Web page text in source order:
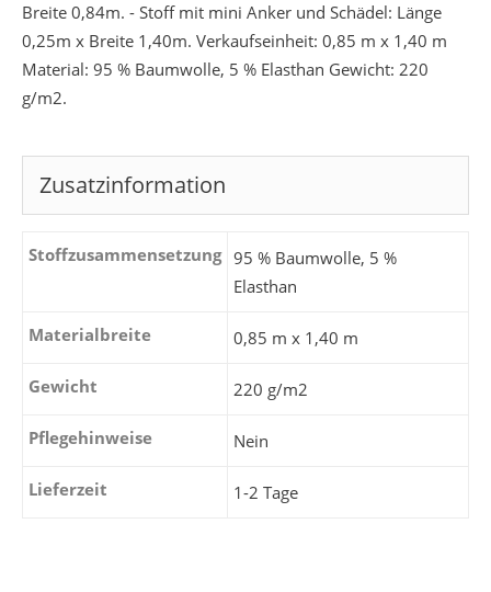
Breite 0,84m. - Stoff mit mini Anker und Schädel: Länge
0,25m x Breite 1,40m. Verkaufseinheit: 0,85 m x 1,40 m
Material: 95 % Baumwolle, 5 % Elasthan Gewicht: 220
g/m2.
Zusatzinformation
Stoffzusammensetzung 95 % Baumwolle, 5 %
Elasthan
Materialbreite 0,85 m x 1,40 m
Gewicht 220 g/m2
Pflegehinweise Nein
Lieferzeit 1-2 Tage